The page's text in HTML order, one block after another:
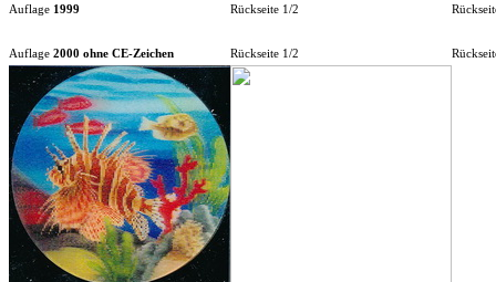
Auflage 1999 Rückseite 1/2
Auflage 2000 ohne CE-Zeichen Rückseite 1/2